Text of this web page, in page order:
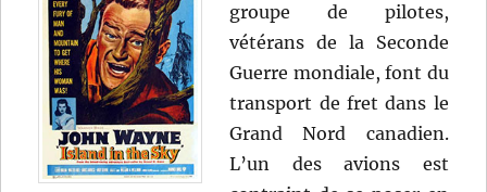
groupe de pilotes,
vétérans de la Seconde
Guerre mondiale, font du
transport de fret dans le
Grand Nord canadien.
L’un des avions est